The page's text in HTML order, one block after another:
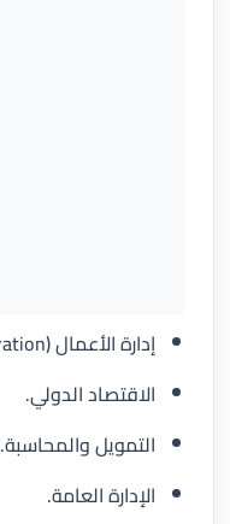
إدارة الأعمال (Business Administration).
الاقتصاد الدولي.
التمويل والمحاسبة.
الإدارة العامة.